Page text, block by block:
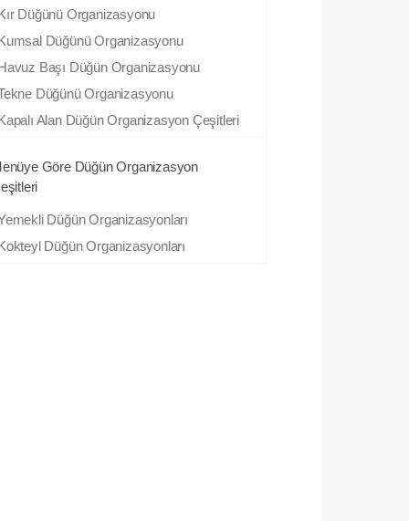
Düğünü Organizasyonu
Düğünü Organizasyonu
Başı Düğün Organizasyonu
Düğünü Organizasyonu
Alan Düğün Organizasyon Çeşitleri
Göre Düğün Organizasyon
Düğün Organizasyonları
Düğün Organizasyonları